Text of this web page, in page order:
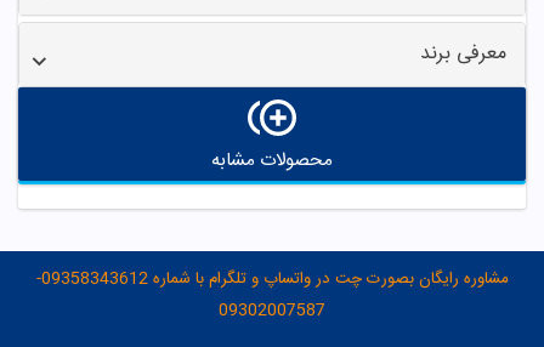
معرفی برند
محصولات مشابه
مشاوره رایگان بصورت چت در واتساپ و تلگرام با شماره 09358343612-
09302007587